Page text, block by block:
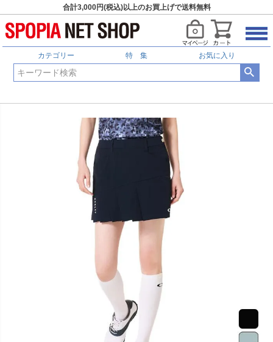
合計3,000円(税込)以上のお買上げで送料無料
カテゴリー 特 集 お気に入り